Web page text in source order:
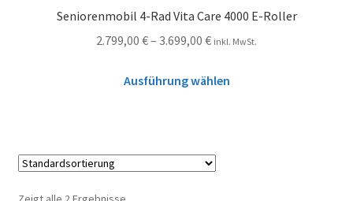
Seniorenmobil 4-Rad Vita Care 4000 E-Roller
2.799,00 €– 3.699,00 € inkl. MwSt.
Ausführung wählen